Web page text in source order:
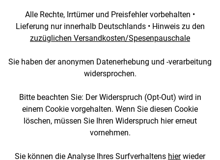
Alle Rechte, Irrtümer und Preisfehler vorbehalten •
Lieferung nur innerhalb Deutschlands • Hinweis zu den
zuzüglichen Versandkosten/Spesenpauschale
Sie haben der anonymen Datenerhebung und -verarbeitung
widersprochen.
Bitte beachten Sie: Der Widerspruch (Opt-Out) wird in
einem Cookie vorgehalten. Wenn Sie diesen Cookie
löschen, müssen Sie Ihren Widerspruch hier erneut
vornehmen.
Sie können die Analyse Ihres Surfverhaltens hierwieder